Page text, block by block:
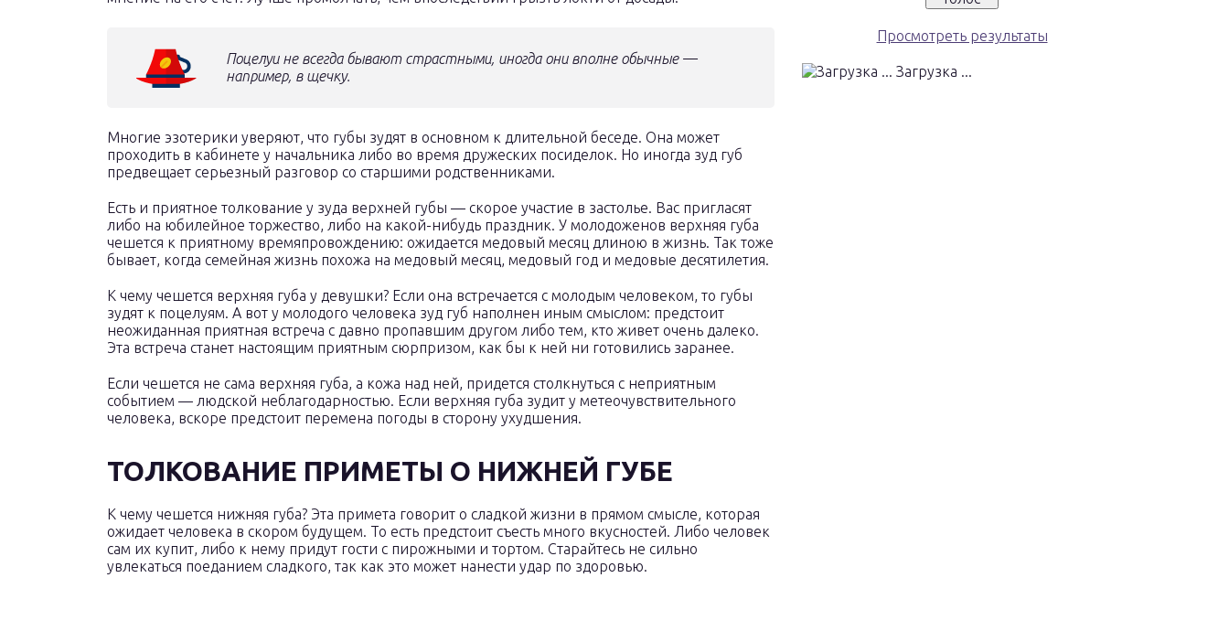
Поцелуи не всегда бывают страстными, иногда они вполне обычные —
например, в щечку.
Многие эзотерики уверяют, что губы зудят в основном к длительной беседе. Она может
проходить в кабинете у начальника либо во время дружеских посиделок. Но иногда зуд губ
предвещает серьезный разговор со старшими родственниками.
Есть и приятное толкование у зуда верхней губы — скорое участие в застолье. Вас пригласят
либо на юбилейное торжество, либо на какой-нибудь праздник. У молодоженов верхняя губа
чешется к приятному времяпровождению: ожидается медовый месяц длиною в жизнь. Так тоже
бывает, когда семейная жизнь похожа на медовый месяц, медовый год и медовые десятилетия.
К чему чешется верхняя губа у девушки? Если она встречается с молодым человеком, то губы
зудят к поцелуям. А вот у молодого человека зуд губ наполнен иным смыслом: предстоит
неожиданная приятная встреча с давно пропавшим другом либо тем, кто живет очень далеко.
Эта встреча станет настоящим приятным сюрпризом, как бы к ней ни готовились заранее.
Если чешется не сама верхняя губа, а кожа над ней, придется столкнуться с неприятным
событием — людской неблагодарностью. Если верхняя губа зудит у метеочувствительного
человека, вскоре предстоит перемена погоды в сторону ухудшения.
ТОЛКОВАНИЕ ПРИМЕТЫ О НИЖНЕЙ ГУБЕ
К чему чешется нижняя губа? Эта примета говорит о сладкой жизни в прямом смысле, которая
ожидает человека в скором будущем. То есть предстоит съесть много вкусностей. Либо человек
сам их купит, либо к нему придут гости с пирожными и тортом. Старайтесь не сильно
увлекаться поеданием сладкого, так как это может нанести удар по здоровью.
Просмотреть результаты
Загрузка ...